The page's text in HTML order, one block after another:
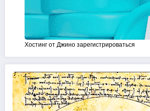
Хостинг от Джино зарегистрироваться